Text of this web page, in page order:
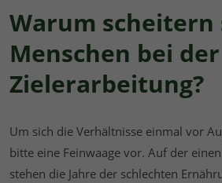
Warum scheitern
Menschen bei der
Zielerarbeitung?
Um sich die Verhältnisse einmal vor
bitte eine Feinwaage vor. Auf der
stehen die Jahre der schlechten